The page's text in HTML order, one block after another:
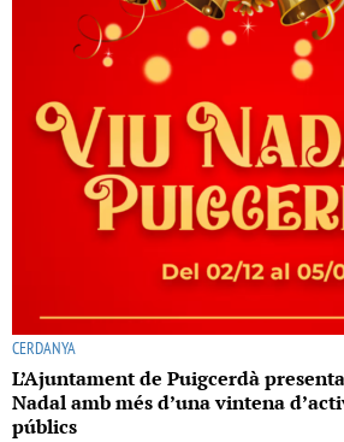
CERDANYA
L’Ajuntament de Puigcerdà
Nadal amb més d’una vintena
públics